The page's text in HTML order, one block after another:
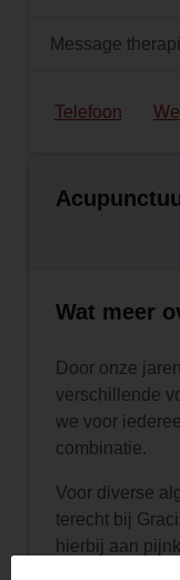
Message
Telefoon
Wat meer
Door onze
verschillende
we voor
combinatie.
Voor diverse
terecht bij
hierbij aan